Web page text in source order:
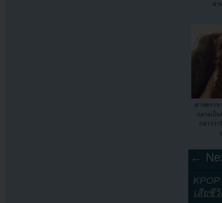
ฝา
ศาสตราจ
กลายเป็น
กล่าวว่า
←
เสียชี